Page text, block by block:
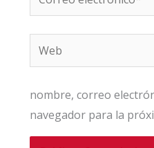
electrónico*
Web
nombre, correo
navegador para la